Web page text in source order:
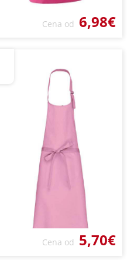
Cena od 6,98€
Cena od 5,70€